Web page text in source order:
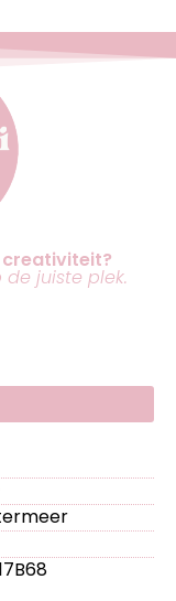
creativiteit?
juiste plek.